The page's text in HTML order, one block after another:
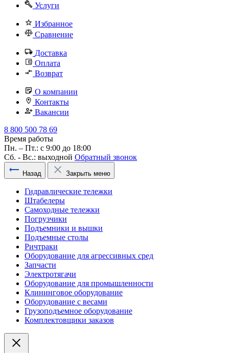
Услуги
Избранное
Сравнение
Доставка
Оплата
Возврат
О компании
Контакты
Вакансии
8 800 500 78 69
Время работы
Пн. – Пт.: с 9:00 до 18:00
Сб. - Вс.: выходной Обратный звонок
Назад Закрыть меню
Гидравлические тележки
Штабелеры
Самоходные тележки
Погрузчики
Подъемники и вышки
Подъемные столы
Ричтраки
Оборудование для агрессивных сред
Запчасти
Электротягачи
Оборудование для промышленности
Клининговое оборудование
Оборудование с весами
Грузоподъемное оборудование
Комплектовщики заказов